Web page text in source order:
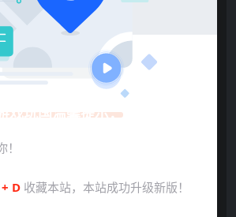
文章，如无特殊说明或标注，均为本站原
布本站内容到任何网站、书籍等各类媒
戏玩国温馨提示：
D 收藏本站，本站成功升级新版！